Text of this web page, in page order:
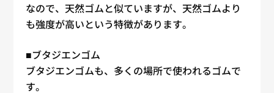
なので、天然ゴムと似ていますが、天然ゴムより
も強度が高いという特徴があります。
■ブタジエンゴム
ブタジエンゴムも、多くの場所で使われるゴムで
す。